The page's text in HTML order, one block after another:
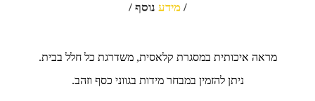
/ מידע נוסף /
מראה איכותית במסגרת קלאסית, משדרגת כל חלל בבית.
ניתן להזמין במבחר מידות בגווני כסף וזהב.